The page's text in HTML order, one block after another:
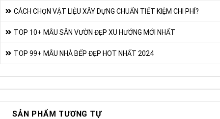
CÁCH CHỌN VẬT LIỆU XÂY DỰNG CHUẨN TIẾT KIỆM CHI PHÍ?
TOP 10+ MẪU SÂN VƯỜN ĐẸP XU HƯỚNG MỚI NHẤT
TOP 99+ MẪU NHÀ BẾP ĐẸP HOT NHẤT 2024
SẢN PHẨM TƯƠNG TỰ